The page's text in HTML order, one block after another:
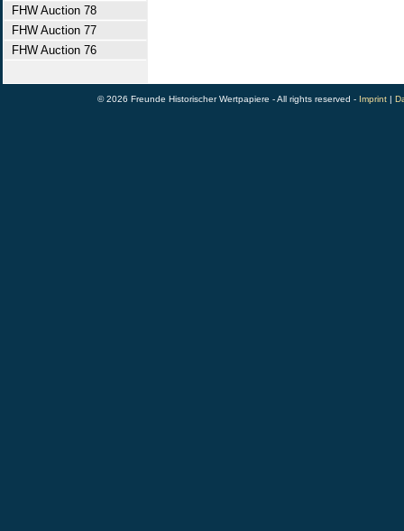
FHW Auction 78
FHW Auction 77
FHW Auction 76
© 2026 Freunde Historischer Wertpapiere - All rights reserved - Imprint |